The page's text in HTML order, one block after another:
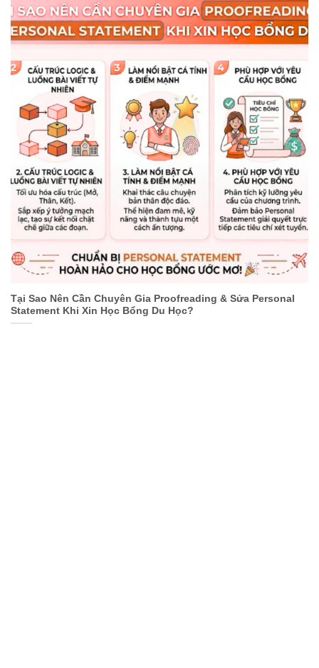
Tại Sao Nên Cần Chuyên Gia Proofreading & Sửa Personal
Statement Khi Xin Học Bổng Du Học?